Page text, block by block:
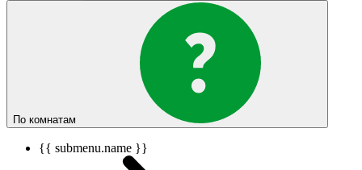
По комнатам
{{ submenu.name }}